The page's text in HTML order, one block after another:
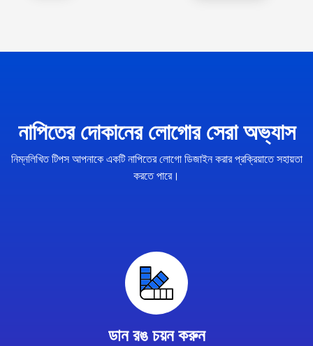
নাপিতের দোকানের লোগোর সেরা অভ্যাস
নিম্নলিখিত টিপস আপনাকে একটি নাপিতের লোগো ডিজাইন করার প্রক্রিয়াতে সহায়তা
করতে পারে।
ডান রঙ চয়ন করুন